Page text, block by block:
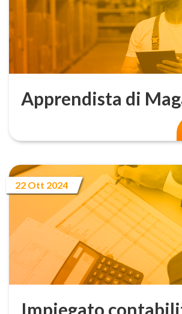
Apprendista di
22 Ott 2024
Impiegato